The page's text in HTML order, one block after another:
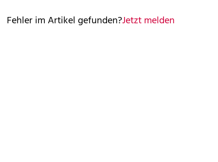
Fehler im Artikel gefunden?Jetzt melden